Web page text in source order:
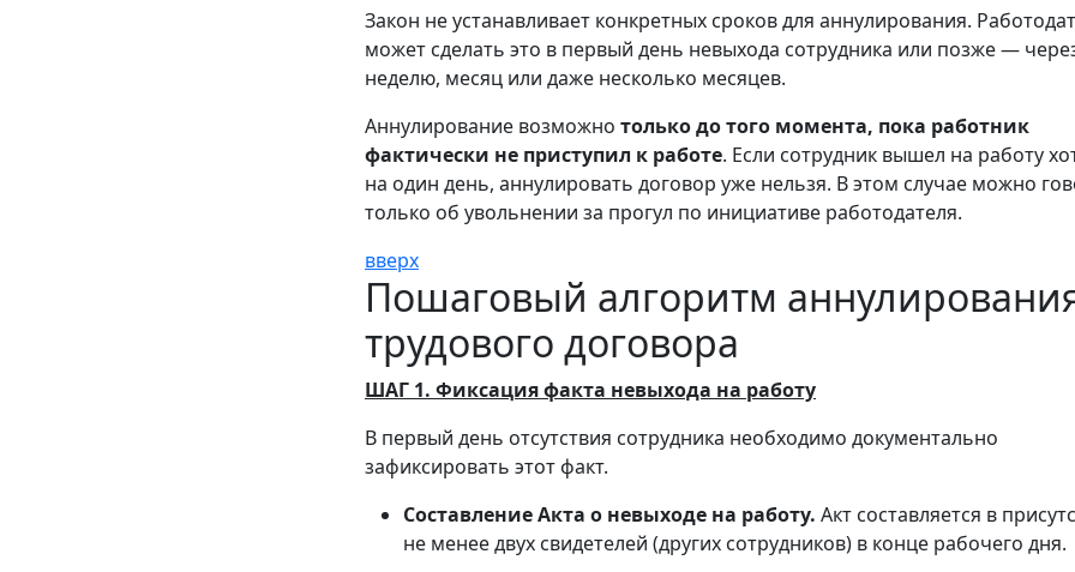
Закон не устанавливает конкретных сроков для аннулирования.
может сделать это в первый день невыхода сотрудника или позже —
неделю, месяц или даже несколько месяцев.
Аннулирование возможно только до того момента, пока работник
фактически не приступил к работе. Если сотрудник вышел на работу
на один день, аннулировать договор уже нельзя. В этом случае можно
только об увольнении за прогул по инициативе работодателя.
вверх
Пошаговый алгоритм
трудового договора
ШАГ 1. Фиксация факта невыхода на работу
В первый день отсутствия сотрудника необходимо документально
зафиксировать этот факт.
Составление Акта о невыходе на работу. Акт составляется в
не менее двух свидетелей (других сотрудников) в конце рабочего дня.